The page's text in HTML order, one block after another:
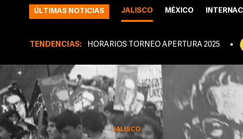
ÚLTIMAS NOTICIAS JALISCO MÉXICO
TENDENCIAS: HORARIOS TORNEO APERTURA 2025
JALISCO